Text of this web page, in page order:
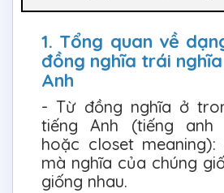
1. Tổng quan về
đồng nghĩa trái
Anh
- Từ đồng nghĩa ở
tiếng Anh (tiếng anh
hoặc closet
mà nghĩa của chúng
giống nhau.